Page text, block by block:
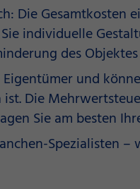
Die
individuelle
des
und
Die
Sie am besten
Spezialisten –